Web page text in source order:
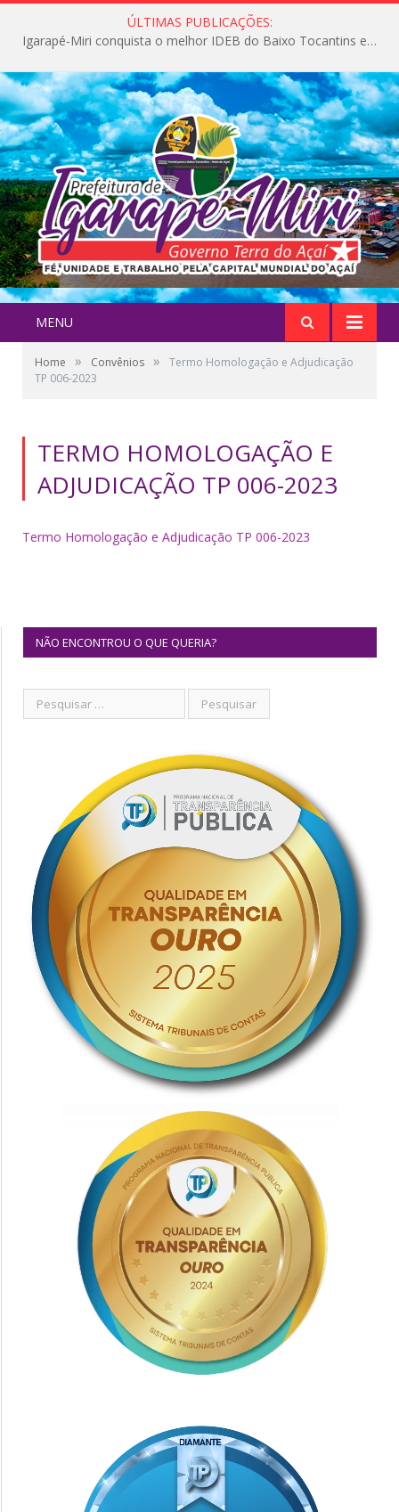
ÚLTIMAS PUBLICAÇÕES:
Igarapé-Miri conquista o melhor IDEB do Baixo Tocantins e avança na qualidade da educação pública
MENU
Home » Convênios »
Termo Homologação e Adjudicação
TP 006-2023
TERMO HOMOLOGAÇÃO E
ADJUDICAÇÃO TP 006-2023
Termo Homologação e Adjudicação TP 006-2023
NÃO ENCONTROU O QUE QUERIA?